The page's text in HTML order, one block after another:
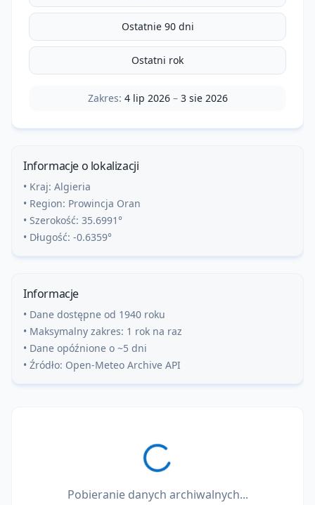
Ostatnie 90 dni
Ostatni rok
Zakres: 4 lip 2026– 3 sie 2026
Informacje o lokalizacji
• Kraj: Algieria
• Region: Prowincja Oran
• Szerokość: 35.6991°
• Długość: -0.6359°
Informacje
• Dane dostępne od 1940 roku
• Maksymalny zakres: 1 rok na raz
• Dane opóźnione o ~5 dni
• Źródło: Open-Meteo Archive API
Pobieranie danych archiwalnych...